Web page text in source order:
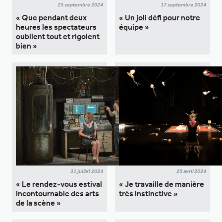
25 septembre 2024
« Que pendant deux
heures les spectateurs
oublient tout et rigolent
bien »
17 septembre 2024
« Un joli défi pour notre
équipe »
31 juillet 2024
« Le rendez-vous estival
incontournable des arts
de la scène »
25 avril 2024
« Je travaille de manière
très instinctive »